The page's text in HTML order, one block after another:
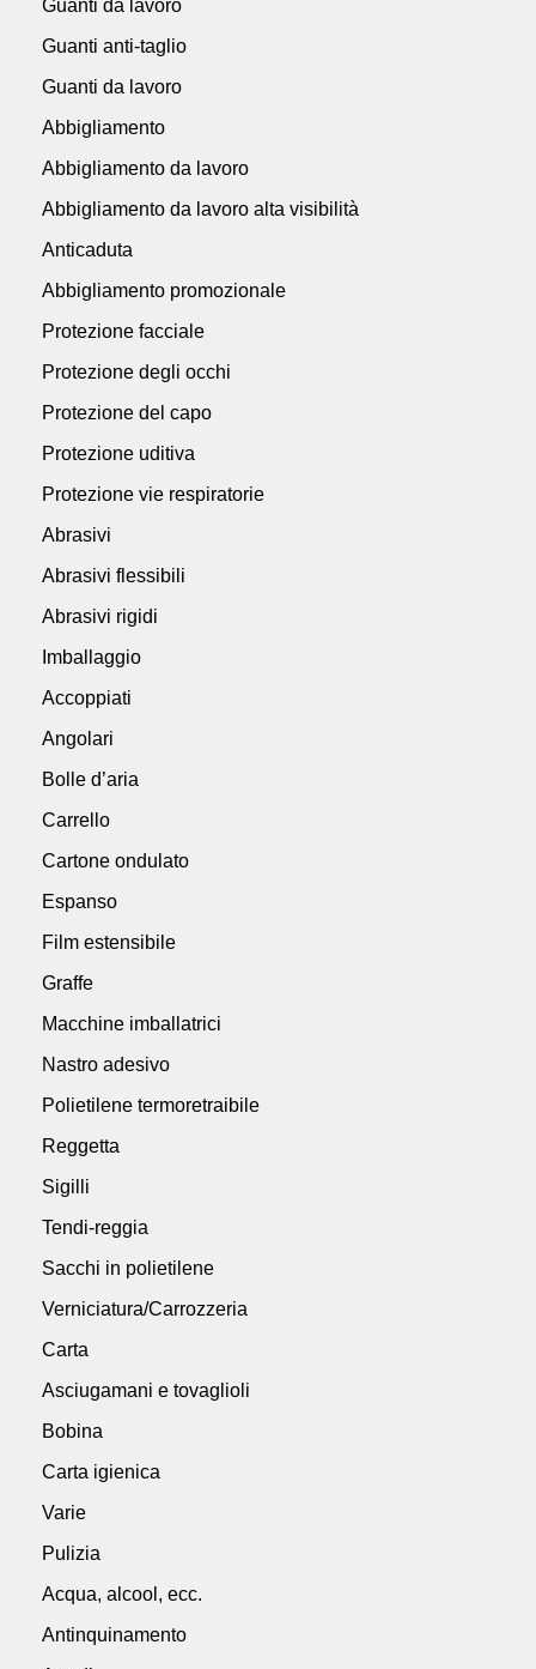
Guanti da lavoro
Guanti anti-taglio
Guanti da lavoro
Abbigliamento
Abbigliamento da lavoro
Abbigliamento da lavoro alta visibilità
Anticaduta
Abbigliamento promozionale
Protezione facciale
Protezione degli occhi
Protezione del capo
Protezione uditiva
Protezione vie respiratorie
Abrasivi
Abrasivi flessibili
Abrasivi rigidi
Imballaggio
Accoppiati
Angolari
Bolle d’aria
Carrello
Cartone ondulato
Espanso
Film estensibile
Graffe
Macchine imballatrici
Nastro adesivo
Polietilene termoretraibile
Reggetta
Sigilli
Tendi-reggia
Sacchi in polietilene
Verniciatura/Carrozzeria
Carta
Asciugamani e tovaglioli
Bobina
Carta igienica
Varie
Pulizia
Acqua, alcool, ecc.
Antinquinamento